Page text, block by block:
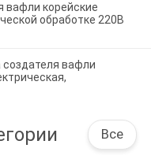
вафли корейские
обработке 220В
вафли
Все